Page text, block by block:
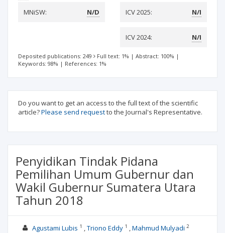
MNiSW:
N/D ICV 2025: N/I
ICV 2024: N/I
Deposited publications: 249 Full text: 1% | Abstract: 100% |
Keywords: 98% | References: 1%
Do you want to get an access to the full text of the scientific
article?Please send requestto the Journal's Representative.
Penyidikan Tindak Pidana
Pemilihan Umum Gubernur dan
Wakil Gubernur Sumatera Utara
Tahun 2018
Agustami Lubis 1 Triono Eddy1 Mahmud Mulyadi 2